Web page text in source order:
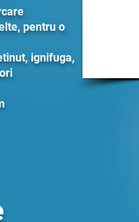
pentru o
ignifuga,